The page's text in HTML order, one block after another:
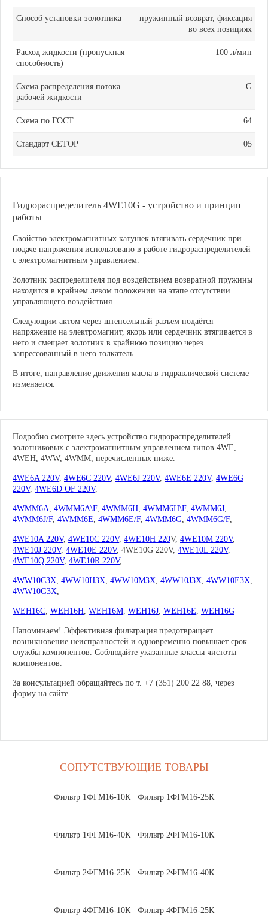
Способ установки золотника
пружинный возврат, фиксация
во всех позициях
Расход жидкости (пропускная
способность)
100 л/мин
Схема распределения потока
рабочей жидкости
G
Схема по ГОСТ 64
Стандарт CETOP 05
Гидрораспределитель 4WE10G - устройство и принцип
работы
Свойство электромагнитных катушек втягивать сердечник при
подаче напряжения использовано в работе гидрораспределителей
с электромагнитным управлением.
Золотник распределителя под воздействием возвратной пружины
находится в крайнем левом положении на этапе отсутствии
управляющего воздействия.
Следующим актом через штепсельный разъем подаётся
напряжение на электромагнит, якорь или сердечник втягивается в
него и смещает золотник в крайнюю позицию через
запрессованный в него толкатель .
В итоге, направление движения масла в гидравлической системе
изменяется.
Подробно смотрите здесь устройство гидрораспределителей
золотниковых с электромагнитным управлением типов 4WE,
4WEH, 4WW, 4WMM, перечисленных ниже.
4WE6A 220V, 4WE6C 220V, 4WE6J 220V, 4WE6E 220V, 4WE6G
220V, 4WE6D OF 220V,
4WMM6А, 4WMM6A\F, 4WMM6H, 4WMM6H\F, 4WMM6J,
4WMM6J/F, 4WMM6E, 4WMM6E/F, 4WMM6G, 4WMM6G/F,
4WE10A 220V, 4WE10C 220V, 4WE10H 220V, 4WE10M 220V,
4WE10J 220V, 4WE10E 220V, 4WE10G 220V, 4WE10L 220V,
4WE10Q 220V, 4WE10R 220V,
4WW10C3X, 4WW10H3X, 4WW10M3X, 4WW10J3X, 4WW10E3X,
4WW10G3X,
WEH16C, WEH16H, WEH16M, WEH16J, WEH16E, WEH16G
Напоминаем! Эффективная фильтрация предотвращает
возникновение неисправностей и одновременно повышает срок
службы компонентов. Соблюдайте указанные классы чистоты
компонентов.
За консультацией обращайтесь по т. +7 (351) 200 22 88, через
форму на сайте.
СОПУТСТВУЮЩИЕ ТОВАРЫ
Фильтр 1ФГМ16-10К Фильтр 1ФГМ16-25К
Фильтр 1ФГМ16-40К Фильтр 2ФГМ16-10К
Фильтр 2ФГМ16-25К Фильтр 2ФГМ16-40К
Фильтр 4ФГМ16-10К Фильтр 4ФГМ16-25К